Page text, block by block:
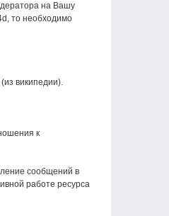
на Вашу
то необходимо
википедии).
к
сообщений в
работе ресурса